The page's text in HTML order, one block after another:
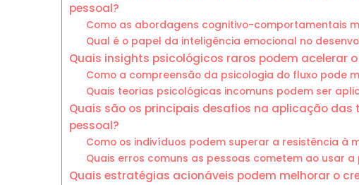
pessoal?
Como as abordagens cognitivo-comportamentais
Qual é o papel da inteligência emocional no
Quais insights psicológicos raros podem acelerar
Como a compreensão da psicologia do fluxo pode
Quais teorias psicológicas incomuns podem ser
Quais são os principais desafios na aplicação
pessoal?
Como os indivíduos podem superar a resistência à
Quais erros comuns as pessoas cometem ao usar
Quais estratégias acionáveis podem melhorar o